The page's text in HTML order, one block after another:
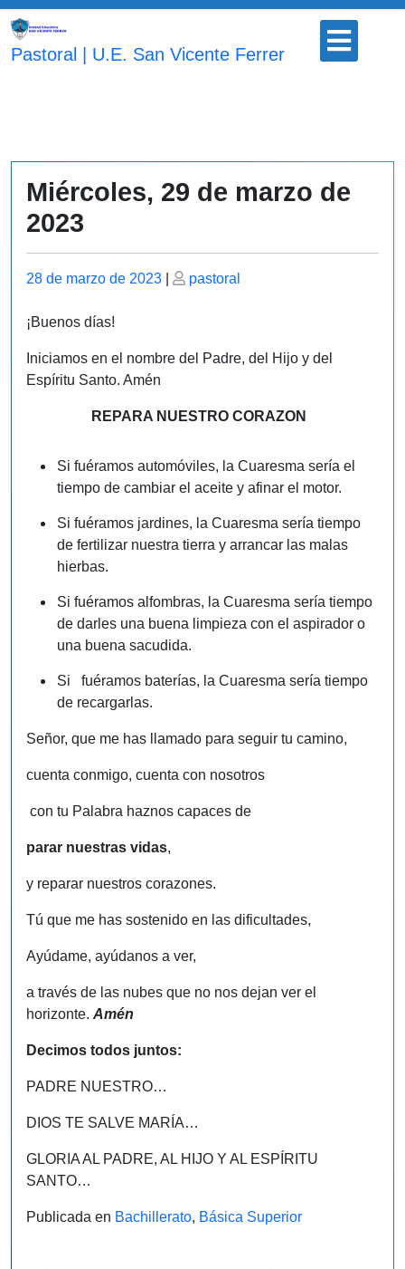
Saltar
contenido
Pastoral | U.E. San Vicente Ferrer
Botón
abrir
Miércoles, 29 de marzo de
2023
Publicado
28 de marzo de 2023
Publicado
pastoral
¡Buenos días!
Iniciamos en el nombre del Padre, del Hijo y del
Espíritu Santo. Amén
REPARA NUESTRO CORAZON
Si fuéramos automóviles, la Cuaresma sería el
tiempo de cambiar el aceite y afinar el motor.
Si fuéramos jardines, la Cuaresma sería tiempo
de fertilizar nuestra tierra y arrancar las malas
hierbas.
Si fuéramos alfombras, la Cuaresma sería tiempo
de darles una buena limpieza con el aspirador o
una buena sacudida.
Si fuéramos baterías, la Cuaresma sería tiempo
de recargarlas.
Señor, que me has llamado para seguir tu camino,
cuenta conmigo, cuenta con nosotros
con tu Palabra haznos capaces de
parar nuestras vidas,
y reparar nuestros corazones.
Tú que me has sostenido en las dificultades,
Ayúdame, ayúdanos a ver,
a través de las nubes que no nos dejan ver el
horizonte. Amén
Decimos todos juntos:
PADRE NUESTRO…
DIOS TE SALVE MARÍA…
GLORIA AL PADRE, AL HIJO Y AL ESPÍRITU
SANTO…
Publicada en Bachillerato, Básica Superior